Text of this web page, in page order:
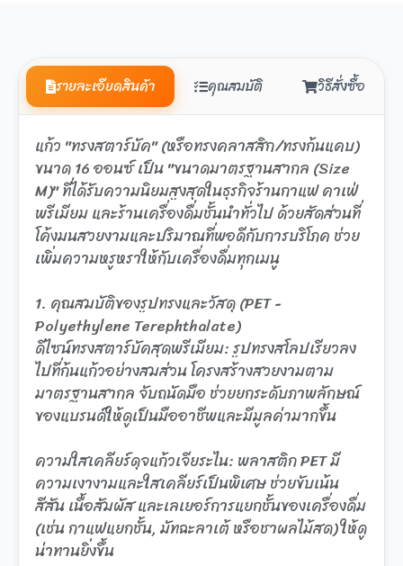
รายละเอียดสินค้า คุณสมบัติ วิธีสั่งซื้อ
แก้ว "ทรงสตาร์บัค" (หรือทรงคลาสสิก/ทรงก้นแคบ)
ขนาด 16 ออนซ์ เป็น "ขนาดมาตรฐานสากล (Size
M)" ที่ได้รับความนิยมสูงสุดในธุรกิจร้านกาแฟ คาเฟ่
พรีเมียม และร้านเครื่องดื่มชั้นนำทั่วไป ด้วยสัดส่วนที่
โค้งมนสวยงามและปริมาณที่พอดีกับการบริโภค ช่วย
เพิ่มความหรูหราให้กับเครื่องดื่มทุกเมนู
1. คุณสมบัติของรูปทรงและวัสดุ (PET -
Polyethylene Terephthalate)
ดีไซน์ทรงสตาร์บัคสุดพรีเมียม: รูปทรงสโลปเรียวลง
ไปที่ก้นแก้วอย่างสมส่วน โครงสร้างสวยงามตาม
มาตรฐานสากล จับถนัดมือ ช่วยยกระดับภาพลักษณ์
ของแบรนด์ให้ดูเป็นมืออาชีพและมีมูลค่ามากขึ้น
ความใสเคลียร์ดุจแก้วเจียระไน: พลาสติก PET มี
ความเงางามและใสเคลียร์เป็นพิเศษ ช่วยขับเน้น
สีสัน เนื้อสัมผัส และเลเยอร์การแยกชั้นของเครื่องดื่ม
(เช่น กาแฟแยกชั้น, มัทฉะลาเต้ หรือชาผลไม้สด) ให้ดู
น่าทานยิ่งขึ้น